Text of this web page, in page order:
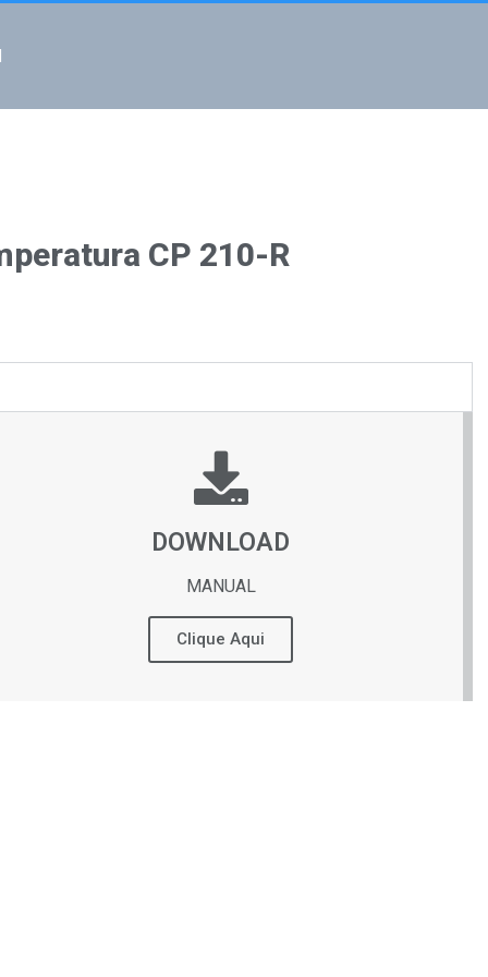
CP 210-R
DOWNLOAD
MANUAL
Clique Aqui